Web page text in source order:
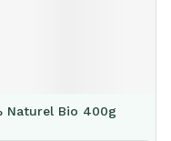
Naturel Bio 400g